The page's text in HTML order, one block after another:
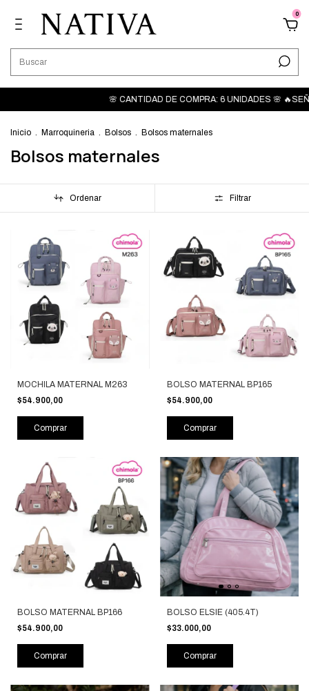
0
🌸 CANTIDAD DE COMPRA: 6 UNIDADES 🌸 🔥SEÑA
Inicio . Marroquineria . Bolsos . Bolsos maternales
Bolsos maternales
Ordenar Filtrar
MOCHILA MATERNAL M263
$54.900,00
Comprar
BOLSO MATERNAL BP165
$54.900,00
Comprar
BOLSO MATERNAL BP166
$54.900,00
Comprar
BOLSO ELSIE (405.4T)
$33.000,00
Comprar